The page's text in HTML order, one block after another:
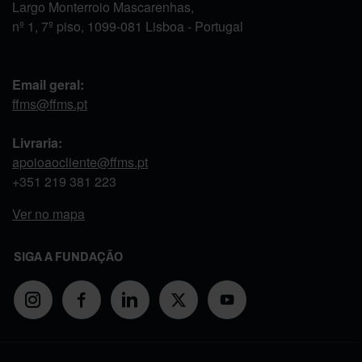
Largo Monterroio Mascarenhas,
nº 1, 7º piso, 1099-081 Lisboa - Portugal
Email geral:
ffms@ffms.pt
Livraria:
apoioaocliente@ffms.pt
+351 219 381 223
Ver no mapa
SIGA A FUNDAÇÃO